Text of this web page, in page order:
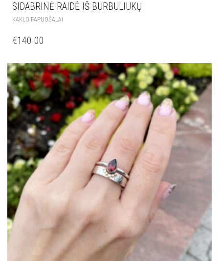
SIDABRINĖ RAIDĖ IŠ BURBULIUKŲ
KAKLO PAPUOŠALAI
€140.00